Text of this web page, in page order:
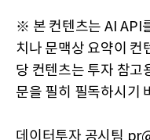
※ 본 컨텐츠는 AI API
치나 문맥상 요약이 컨
당 컨텐츠는 투자 참고
문을 필히 필독하시기
데이터투자 공시팀